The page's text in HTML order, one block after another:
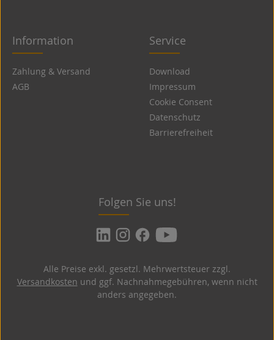
Information
Zahlung & Versand
AGB
Service
Download
Impressum
Cookie Consent
Datenschutz
Barrierefreiheit
Folgen Sie uns!
Alle Preise exkl. gesetzl. Mehrwertsteuer zzgl.
Versandkosten und ggf. Nachnahmegebühren, wenn nicht
anders angegeben.